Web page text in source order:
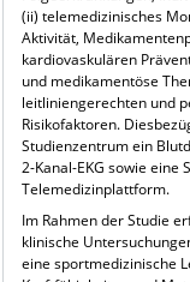
(ii) telemedizinisches
Aktivität,
kardiovaskulären
und medikamentöse
leitliniengerechten und
Risikofaktoren.
Studienzentrum ein
2-Kanal-EKG sowie eine
Telemedizinplattform.
Im Rahmen der Studie
klinische
eine sportmedizinische